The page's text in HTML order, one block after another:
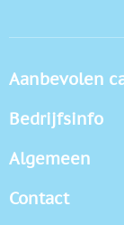
Aanbevolen
Bedrijfsinfo
Algemeen
Contact